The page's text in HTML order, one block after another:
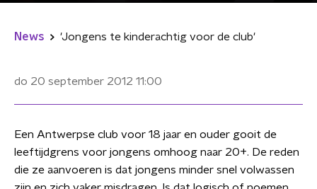
News 'Jongens te kinderachtig voor de club'
do 20 september 2012 11:00
Een Antwerpse club voor 18 jaar en ouder gooit de
leeftijdgrens voor jongens omhoog naar 20+. De reden
die ze aanvoeren is dat jongens minder snel volwassen